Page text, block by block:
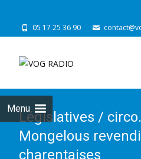
05 17 25 36 90
Menu
Législatives /
Mongelous
charentaises